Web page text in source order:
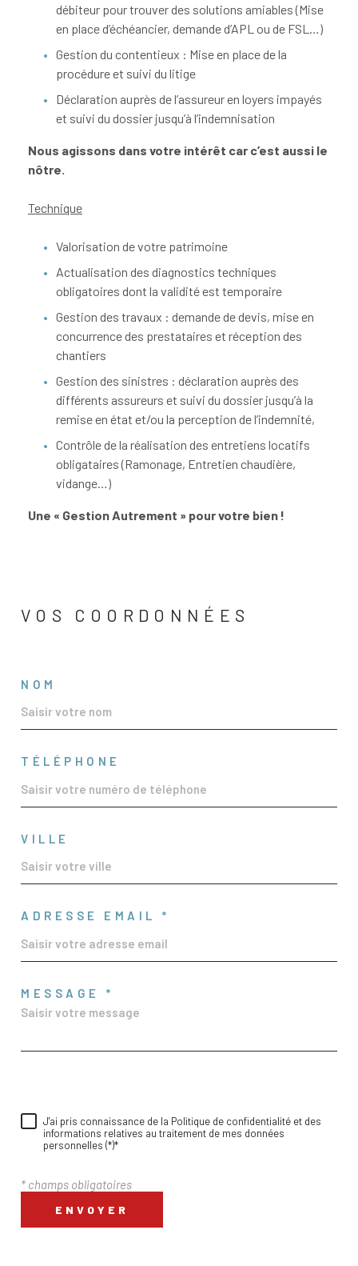
débiteur pour trouver des solutions amiables (Mise
en place d’échéancier, demande d’APL ou de FSL…)
Gestion du contentieux : Mise en place de la
procédure et suivi du litige
Déclaration auprès de l’assureur en loyers impayés
et suivi du dossier jusqu’à l’indemnisation
Nous agissons dans votre intérêt car c’est aussi le
nôtre.
Technique
Valorisation de votre patrimoine
Actualisation des diagnostics techniques
obligatoires dont la validité est temporaire
Gestion des travaux : demande de devis, mise en
concurrence des prestataires et réception des
chantiers
Gestion des sinistres : déclaration auprès des
différents assureurs et suivi du dossier jusqu’à la
remise en état et/ou la perception de l’indemnité,
Contrôle de la réalisation des entretiens locatifs
obligataires (Ramonage, Entretien chaudière,
vidange…)
Une « Gestion Autrement » pour votre bien !
VOS COORDONNÉES
NOM
TÉLÉPHONE
VILLE
ADRESSE EMAIL *
MESSAGE *
J'ai pris connaissance de la Politique de confidentialité et des
informations relatives au traitement de mes données
personnelles (*)*
* champs obligatoires
ENVOYER